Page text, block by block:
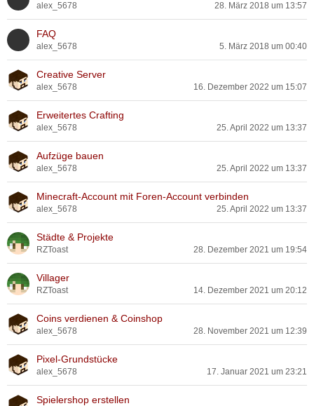
alex_5678 28. März 2018 um 13:57
FAQ
alex_5678 5. März 2018 um 00:40
Creative Server
alex_5678 16. Dezember 2022 um 15:07
Erweitertes Crafting
alex_5678 25. April 2022 um 13:37
Aufzüge bauen
alex_5678 25. April 2022 um 13:37
Minecraft-Account mit Foren-Account verbinden
alex_5678 25. April 2022 um 13:37
Städte & Projekte
RZToast 28. Dezember 2021 um 19:54
Villager
RZToast 14. Dezember 2021 um 20:12
Coins verdienen & Coinshop
alex_5678 28. November 2021 um 12:39
Pixel-Grundstücke
alex_5678 17. Januar 2021 um 23:21
Spielershop erstellen